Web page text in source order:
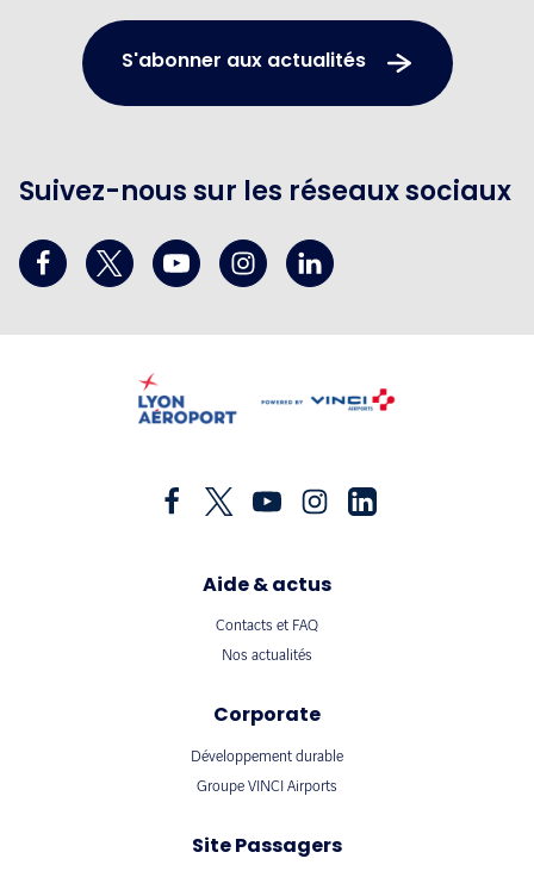
S'abonner aux actualités
Suivez-nous sur les réseaux sociaux
Aide & actus
Contacts et FAQ
Nos actualités
Corporate
Développement durable
Groupe VINCI Airports
Site Passagers